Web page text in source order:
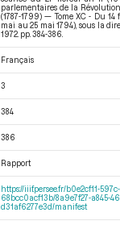
parlementaires de la
(1787-1799) — Tome XC - Du
mai au 25 mai 1794) , sous la
1972. pp. 384-386.
Français
3
384
386
Rapport
https://iiif.persee.fr/b0e2cf11-
68bcc0acf13b/8a9e7f27-a845-
d31af6277e3d/manifest